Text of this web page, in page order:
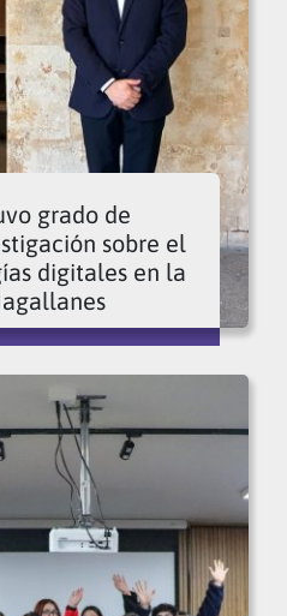
grado de
sobre el
digitales en la